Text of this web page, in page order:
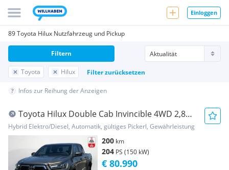
Einloggen
89 Toyota Hilux Nutzfahrzeug und Pickup
Toyota Hilux Filter zurücksetzen
Filtern
Infos zur Reihung der Anzeigen
Toyota Hilux Double Cab Invincible 4WD 2,8
MHEV |bei 2... Pickup
Hybrid Elektro/Diesel, Automatik, gültiges Pickerl, Gewährleistung
200 km
204 PS (150 kW)
€ 80.990